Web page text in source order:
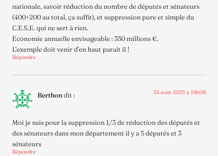
nationale, savoir réduction du nombre de députés et sénateurs
(400+200 au total, ça suffit), et suppression pure et simple du
C.E.S.E. qui ne sert à rien.
Economie annuelle envisageable : 350 millions €.
L’exemple doit venir d’en haut paraît il !
Répondre
Berthondit : 24 août 2025 à 19h08
Moi je suis pour la suppression 1/3 de réduction des députés et
des sénateurs dans mon département il y a 5 députés et 3
sénateurs
Répondre